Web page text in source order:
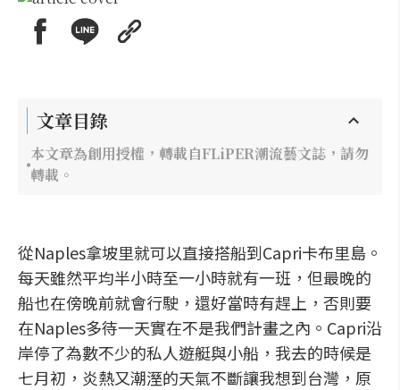
文章目錄
本文章為創用授權，轉載自FLiPER潮流藝文誌，請勿
轉載。
從Naples拿坡里就可以直接搭船到Capri卡布里島。
每天雖然平均半小時至一小時就有一班，但最晚的
船也在傍晚前就會行駛，還好當時有趕上，否則要
在Naples多待一天實在不是我們計畫之內。Capri沿
岸停了為數不少的私人遊艇與小船，我去的時候是
七月初，炎熱又潮溼的天氣不斷讓我想到台灣，原